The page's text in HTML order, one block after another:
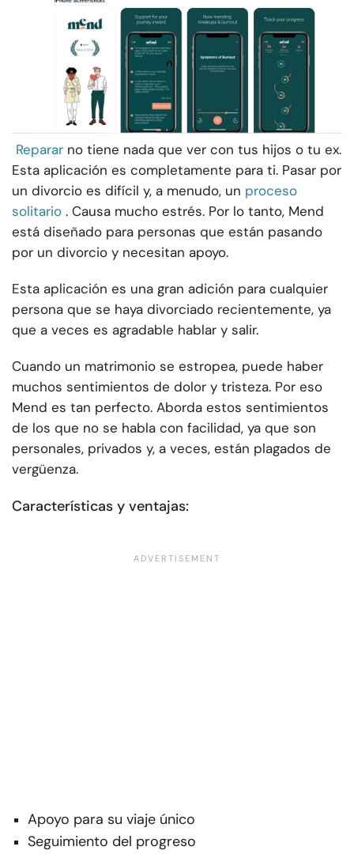
Reparar no tiene nada que ver con tus hijos o tu ex.
Esta aplicación es completamente para ti. Pasar por
un divorcio es difícil y, a menudo, un proceso
solitario . Causa mucho estrés. Por lo tanto, Mend
está diseñado para personas que están pasando
por un divorcio y necesitan apoyo.
Esta aplicación es una gran adición para cualquier
persona que se haya divorciado recientemente, ya
que a veces es agradable hablar y salir.
Cuando un matrimonio se estropea, puede haber
muchos sentimientos de dolor y tristeza. Por eso
Mend es tan perfecto. Aborda estos sentimientos
de los que no se habla con facilidad, ya que son
personales, privados y, a veces, están plagados de
vergüenza.
Características y ventajas:
Apoyo para su viaje único
Seguimiento del progreso